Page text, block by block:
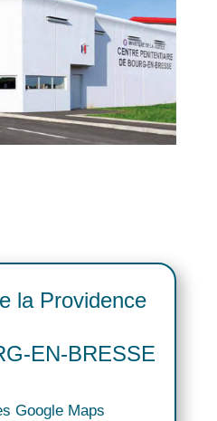
la Providence
EN-BRESSE
Google Maps